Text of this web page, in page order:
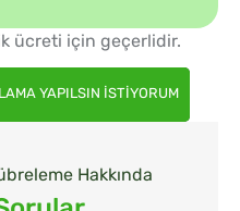
ücreti için geçerlidir.
YAPILSIN İSTİYORUM
Hakkında